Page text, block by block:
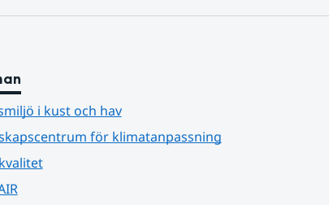
i kust och hav
för klimatanpassning